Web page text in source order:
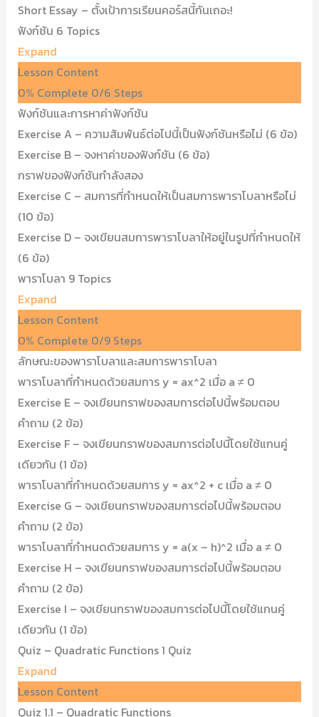
Short Essay – ตั้งเป้าการเรียนคอร์สนี้กันเถอะ!
ฟังก์ชัน 6 Topics
Expand
Lesson Content
0% Complete 0/6 Steps
ฟังก์ชันและการหาค่าฟังก์ชัน
Exercise A – ความสัมพันธ์ต่อไปนี้เป็นฟังก์ชันหรือไม่ (6 ข้อ)
Exercise B – จงหาค่าของฟังก์ชัน (6 ข้อ)
กราฟของฟังก์ชันกำลังสอง
Exercise C – สมการที่กำหนดให้เป็นสมการพาราโบลาหรือไม่
(10 ข้อ)
Exercise D – จงเขียนสมการพาราโบลาให้อยู่ในรูปที่กำหนดให้
(6 ข้อ)
พาราโบลา 9 Topics
Expand
Lesson Content
0% Complete 0/9 Steps
ลักษณะของพาราโบลาและสมการพาราโบลา
พาราโบลาที่กำหนดด้วยสมการ y = ax^2 เมื่อ a ≠ 0
Exercise E – จงเขียนกราฟของสมการต่อไปนี้พร้อมตอบ
คำถาม (2 ข้อ)
Exercise F – จงเขียนกราฟของสมการต่อไปนี้โดยใช้แกนคู่
เดียวกัน (1 ข้อ)
พาราโบลาที่กำหนดด้วยสมการ y = ax^2 + c เมื่อ a ≠ 0
Exercise G – จงเขียนกราฟของสมการต่อไปนี้พร้อมตอบ
คำถาม (2 ข้อ)
พาราโบลาที่กำหนดด้วยสมการ y = a(x – h)^2 เมื่อ a ≠ 0
Exercise H – จงเขียนกราฟของสมการต่อไปนี้พร้อมตอบ
คำถาม (2 ข้อ)
Exercise I – จงเขียนกราฟของสมการต่อไปนี้โดยใช้แกนคู่
เดียวกัน (1 ข้อ)
Quiz – Quadratic Functions1 Quiz
Expand
Lesson Content
Quiz 1.1 – Quadratic Functions